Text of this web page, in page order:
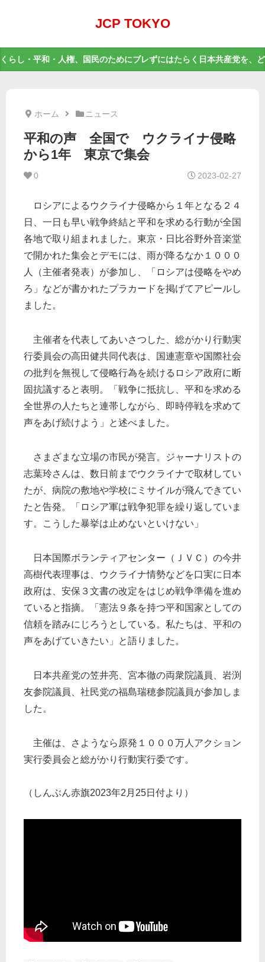
JCP TOKYO
くらし・平和・人権、国民のためにブレずにはたらく日本共産党を、
ホーム ニュース
平和の声 全国で ウクライナ侵略
から1年 東京で集会
0 2023-02-27
ロシアによるウクライナ侵略から１年となる２４
日、一日も早い戦争終結と平和を求める行動が全国
各地で取り組まれました。東京・日比谷野外音楽堂
で開かれた集会とデモには、雨が降るなか１０００
人（主催者発表）が参加し、「ロシアは侵略をやめ
ろ」などが書かれたプラカードを掲げてアピールし
ました。
主催者を代表してあいさつした、総がかり行動実
行委員会の高田健共同代表は、国連憲章や国際社会
の批判を無視して侵略行為を続けるロシア政府に断
固抗議すると表明。「戦争に抵抗し、平和を求める
全世界の人たちと連帯しながら、即時停戦を求めて
声をあげ続けよう」と述べました。
さまざまな立場の市民が発言。ジャーナリストの
志葉玲さんは、数日前までウクライナで取材してい
たが、病院の敷地や学校にミサイルが飛んできてい
たと告発。「ロシア軍は戦争犯罪を繰り返していま
す。こうした暴挙は止めないといけない」
日本国際ボランティアセンター（ＪＶＣ）の今井
高樹代表理事は、ウクライナ情勢などを口実に日本
政府は、安保３文書の改定をはじめ戦争準備を進め
ていると指摘。「憲法９条を持つ平和国家としての
信頼を踏みにじろうとしている。私たちは、平和の
声をあげていきたい」と語りました。
日本共産党の笠井亮、宮本徹の両衆院議員、岩渕
友参院議員、社民党の福島瑞穂参院議員が参加しま
した。
主催は、さようなら原発１０００万人アクション
実行委員会と総がかり行動実行委です。
（しんぶん赤旗2023年2月25日付より）